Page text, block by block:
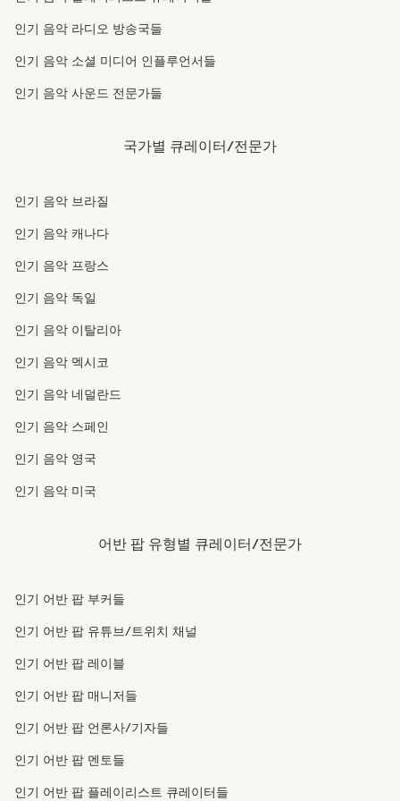
인기 음악 라디오 방송국들
인기 음악 소셜 미디어 인플루언서들
인기 음악 사운드 전문가들
국가별 큐레이터/전문가
인기 음악 브라질
인기 음악 캐나다
인기 음악 프랑스
인기 음악 독일
인기 음악 이탈리아
인기 음악 멕시코
인기 음악 네덜란드
인기 음악 스페인
인기 음악 영국
인기 음악 미국
어반 팝 유형별 큐레이터/전문가
인기 어반 팝 부커들
인기 어반 팝 유튜브/트위치 채널
인기 어반 팝 레이블
인기 어반 팝 매니저들
인기 어반 팝 언론사/기자들
인기 어반 팝 멘토들
인기 어반 팝 플레이리스트 큐레이터들